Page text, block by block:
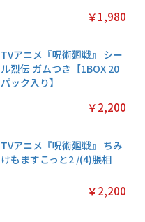
￥1,980
TVアニメ『呪術廻戦』 シー
ル烈伝 ガムつき【1BOX 20
パック入り】
￥2,200
TVアニメ『呪術廻戦』 ちみ
けもますこっと2 /(4)脹相
￥2,200